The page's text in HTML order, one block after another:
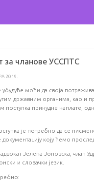
за чланове УССПТС
2019.
моћи да своја
државним органима, као и
поступка принудне наплате,
је потребно да се
коју ћемо
Јелена Јоновска, члан
и словачки језик.